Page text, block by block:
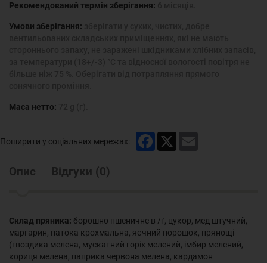
Рекомендований термін зберігання:
Умови зберігання:
Маса нетто:
Поширити у соціальних мережах: Facebook
Опис Відгуки (0)
Склад пряника: борошно пшеничне в /ґ, цукор, мед штучний,
маргарин, патока крохмальна, яєчний порошок, прянощі
(гвоздика мелена, мускатний горіх мелений, імбир мелений,
кориця мелена, паприка червона мелена, кардамон